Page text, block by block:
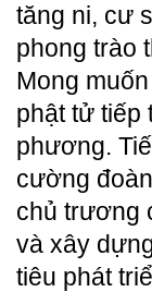
tăng ni, cư
phong trào
Mong
phật tử tiếp
phương.
cường
chủ trương
và xây
tiêu phát